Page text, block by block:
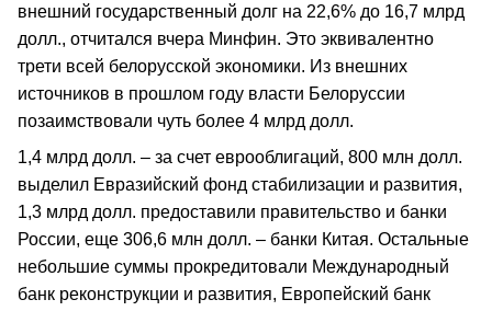
внешний государственный долг на 22,6% до 16,7 млрд
долл., отчитался вчера Минфин. Это эквивалентно
трети всей белорусской экономики. Из внешних
источников в прошлом году власти Белоруссии
позаимствовали чуть более 4 млрд долл.
1,4 млрд долл. – за счет еврооблигаций, 800 млн долл.
выделил Евразийский фонд стабилизации и развития,
1,3 млрд долл. предоставили правительство и банки
России, еще 306,6 млн долл. – банки Китая. Остальные
небольшие суммы прокредитовали Международный
банк реконструкции и развития, Европейский банк